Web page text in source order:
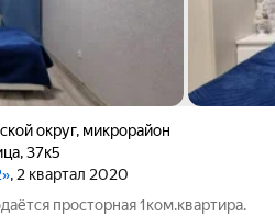
округ, микрорайон
,37к5
, 2 квартал 2020
просторная 1ком.квартира.